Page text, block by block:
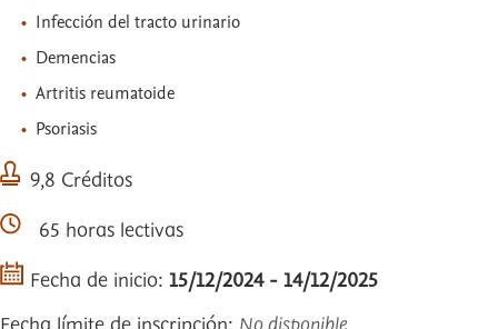
Infección del tracto urinario
Demencias
Artritis reumatoide
Psoriasis
9,8 Créditos
65 horas lectivas
Fecha de inicio:15/12/2024 - 14/12/2025